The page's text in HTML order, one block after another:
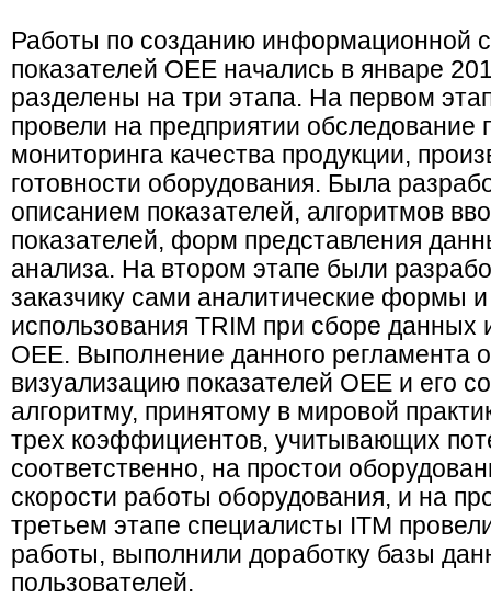
Работы по созданию информационной
показателей OEE начались в январе
разделены на три этапа. На первом
провели на предприятии обследование
мониторинга качества продукции,
готовности оборудования. Была
описанием показателей, алгоритмов
показателей, форм представления
анализа. На втором этапе были
заказчику сами аналитические формы
использования TRIM при сборе данных
OEE. Выполнение данного регламента
визуализацию показателей OEE и его
алгоритму, принятому в мировой
трех коэффициентов, учитывающих
соответственно, на простои
скорости работы оборудования, и на
третьем этапе специалисты ITM
работы, выполнили доработку базы
пользователей.